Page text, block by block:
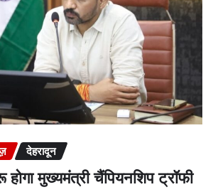
देहरादून
मुख्यमंत्री चैंपियनशिप ट्रॉफी